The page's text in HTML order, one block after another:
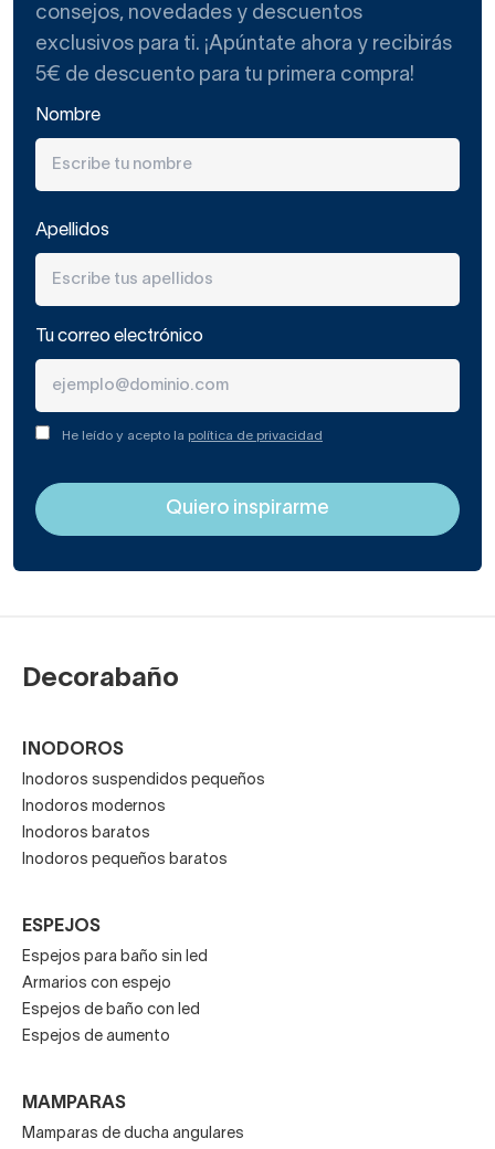
consejos, novedades y descuentos
exclusivos para ti. ¡Apúntate ahora y recibirás
5€ de descuento para tu primera compra!
Nombre
Apellidos
Tu correo electrónico
He leído y acepto la política de privacidad
Decorabaño
INODOROS
Inodoros suspendidos pequeños
Inodoros modernos
Inodoros baratos
Inodoros pequeños baratos
ESPEJOS
Espejos para baño sin led
Armarios con espejo
Espejos de baño con led
Espejos de aumento
MAMPARAS
Mamparas de ducha angulares